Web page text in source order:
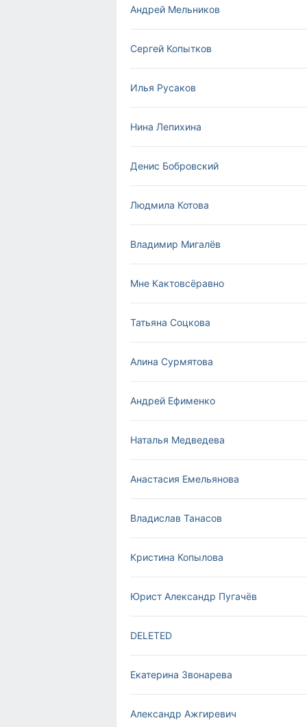
Андрей Мельников
Сергей Копытков
Илья Русаков
Нина Лепихина
Денис Бобровский
Людмила Котова
Владимир Мигалёв
Мне Кактовсёравно
Татьяна Соцкова
Алина Сурмятова
Андрей Ефименко
Наталья Медведева
Анастасия Емельянова
Владислав Танасов
Кристина Копылова
Юрист Александр Пугачёв
DELETED
Екатерина Звонарева
Александр Ажгиревич